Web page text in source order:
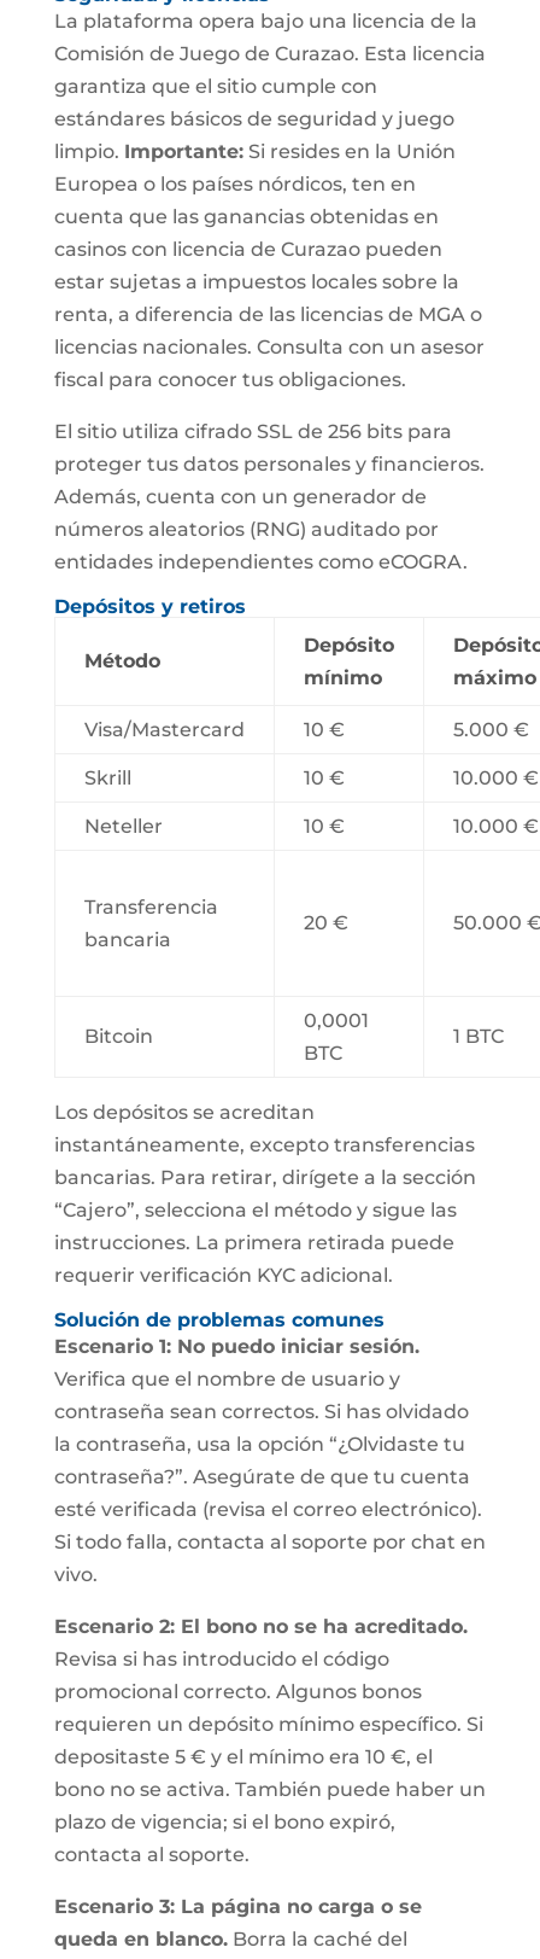
La plataforma opera bajo una licencia de la
Comisión de Juego de Curazao. Esta licencia
garantiza que el sitio cumple con
estándares básicos de seguridad y juego
limpio. Importante:Si resides en la Unión
Europea o los países nórdicos, ten en
cuenta que las ganancias obtenidas en
casinos con licencia de Curazao pueden
estar sujetas a impuestos locales sobre la
renta, a diferencia de las licencias de MGA o
licencias nacionales. Consulta con un asesor
fiscal para conocer tus obligaciones.
El sitio utiliza cifrado SSL de 256 bits para
proteger tus datos personales y financieros.
Además, cuenta con un generador de
números aleatorios (RNG) auditado por
entidades independientes como eCOGRA.
Depósitos y retiros
Método
Depósito
mínimo
máximo
Visa/Mastercard 10 € 5.000 €
Skrill 10 € 10.000 €
Neteller 10 € 10.000 €
Transferencia
bancaria
20 € 50.000
Bitcoin
0,0001
BTC
1 BTC
Los depósitos se acreditan
instantáneamente, excepto transferencias
bancarias. Para retirar, dirígete a la sección
“Cajero”, selecciona el método y sigue las
instrucciones. La primera retirada puede
requerir verificación KYC adicional.
Solución de problemas comunes
Escenario 1: No puedo iniciar sesión.
Verifica que el nombre de usuario y
contraseña sean correctos. Si has olvidado
la contraseña, usa la opción “¿Olvidaste tu
contraseña?”. Asegúrate de que tu cuenta
esté verificada (revisa el correo electrónico).
Si todo falla, contacta al soporte por chat en
vivo.
Escenario 2: El bono no se ha acreditado.
Revisa si has introducido el código
promocional correcto. Algunos bonos
requieren un depósito mínimo específico. Si
depositaste 5 € y el mínimo era 10 €, el
bono no se activa. También puede haber un
plazo de vigencia; si el bono expiró,
contacta al soporte.
Escenario 3: La página no carga o se
queda en blanco.Borra la caché del